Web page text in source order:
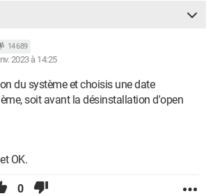
14 689
2023 à 14:25
du système et choisis une date
soit avant la désinstallation d'open
OK.
0